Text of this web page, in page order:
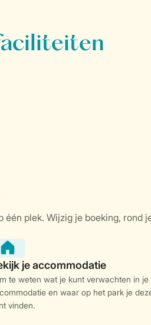
te weten wat je kunt verwachten in je
en waar op het park je
vinden.